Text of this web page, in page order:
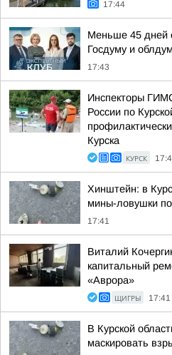
17:44
Меньше 45 дней
Госдуму и
17:43
Инспекторы
России по
Курска
КУРСК
Хинштейн: в
мины-ловушки
17:41
Виталий
капитальный
«Аврора»
ЩИГРЫ 17:41
В Курской
маскировать